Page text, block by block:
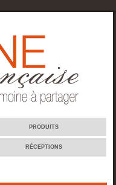
PRODUITS
RÉCEPTIONS